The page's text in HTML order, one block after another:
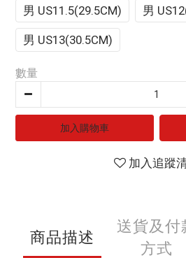
男 US11.5(29.5CM) 男
男 US13(30.5CM)
數量
加入購物車
加入追蹤
商品描述
送貨及付
方式